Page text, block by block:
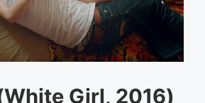
Girl, 2016)